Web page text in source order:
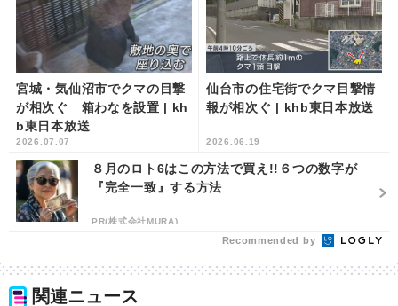
宮城・気仙沼市でクマの目撃
が相次ぐ 箱わなを設置 | kh
b東日本放送
2026.07.07
仙台市の住宅街でクマ目撃情
報が相次ぐ | khb東日本放送
2026.06.19
８月のロト6はこの方法で買え!!６つの数字が
『完全一致』する方法
PR(株式会社MURA)
Recommended by
関連ニュース